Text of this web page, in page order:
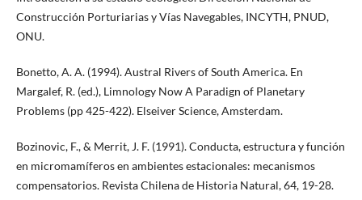
Construcción Porturiarias y Vías Navegables, INCYTH, PNUD,
ONU.
Bonetto, A. A. (1994). Austral Rivers of South America. En
Margalef, R. (ed.), Limnology Now A Paradign of Planetary
Problems (pp 425-422). Elseiver Science, Amsterdam.
Bozinovic, F., & Merrit, J. F. (1991). Conducta, estructura y función
en micromamíferos en ambientes estacionales: mecanismos
compensatorios. Revista Chilena de Historia Natural, 64, 19-28.